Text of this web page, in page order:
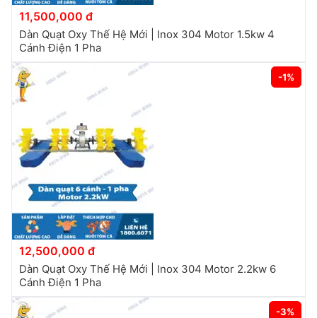
11,500,000 đ
Dàn Quạt Oxy Thế Hệ Mới | Inox 304 Motor 1.5kw 4
Cánh Điện 1 Pha
-1%
12,500,000 đ
Dàn Quạt Oxy Thế Hệ Mới | Inox 304 Motor 2.2kw 6
Cánh Điện 1 Pha
-3%